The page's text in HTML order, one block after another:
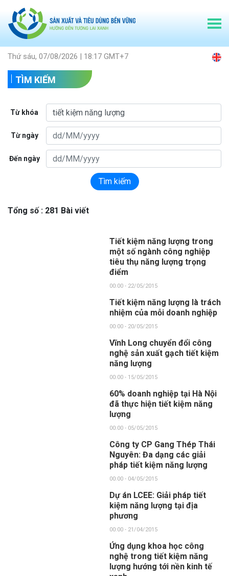
Thứ sáu, 07/08/2026 | 18:17 GMT+7
TÌM KIẾM
Từ khóa
Từ ngày
Đến ngày
Tìm kiếm
Tổng số : 281 Bài viết
Tiết kiệm năng lượng trong
một số ngành công nghiệp
tiêu thụ năng lượng trọng
điểm
00:00 - 22/05/2015
Tiết kiệm năng lượng là trách
nhiệm của mỗi doanh nghiệp
00:00 - 20/05/2015
Vĩnh Long chuyển đổi công
nghệ sản xuất gạch tiết kiệm
năng lượng
00:00 - 15/05/2015
60% doanh nghiệp tại Hà Nội
đã thực hiện tiết kiệm năng
lượng
00:00 - 05/05/2015
Công ty CP Gang Thép Thái
Nguyên: Đa dạng các giải
pháp tiết kiệm năng lượng
00:00 - 04/05/2015
Dự án LCEE: Giải pháp tiết
kiệm năng lượng tại địa
phương
00:00 - 21/04/2015
Ứng dụng khoa học công
nghệ trong tiết kiệm năng
lượng hướng tới nền kinh tế